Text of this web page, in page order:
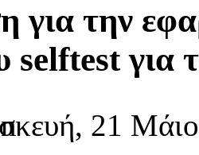
για την
selftest
21